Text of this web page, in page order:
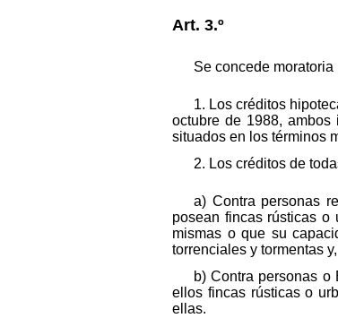
Art. 3.º
Se concede
1. Los créditos
octubre de 1988,
situados en los términos
2. Los créditos de
a) Contra personas
posean fincas rústicas o
mismas o que su
torrenciales y tormentas y,
b) Contra personas
ellos fincas rústicas o
ellas.